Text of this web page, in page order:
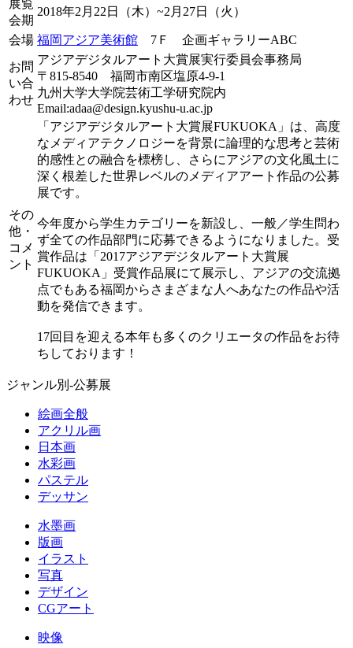
展覧
会期
2018年2月22日（木）~2月27日（火）
会場 福岡アジア美術館 7Ｆ 企画ギャラリーABC
お問
い合
わせ
アジアデジタルアート大賞展実行委員会事務局
〒815-8540 福岡市南区塩原4-9-1
九州大学大学院芸術工学研究院内
Email:adaa@design.kyushu-u.ac.jp
その
他・
コメ
ント
「アジアデジタルアート大賞展FUKUOKA」は、高度
なメディアテクノロジーを背景に論理的な思考と芸術
的感性との融合を標榜し、さらにアジアの文化風土に
深く根差した世界レベルのメディアアート作品の公募
展です。
今年度から学生カテゴリーを新設し、一般／学生問わ
ず全ての作品部門に応募できるようになりました。受
賞作品は「2017アジアデジタルアート大賞展
FUKUOKA」受賞作品展にて展示し、アジアの交流拠
点でもある福岡からさまざまな人へあなたの作品や活
動を発信できます。
17回目を迎える本年も多くのクリエータの作品をお待
ちしております！
ジャンル別-公募展
絵画全般
アクリル画
日本画
水彩画
パステル
デッサン
水墨画
版画
イラスト
写真
デザイン
CGアート
映像